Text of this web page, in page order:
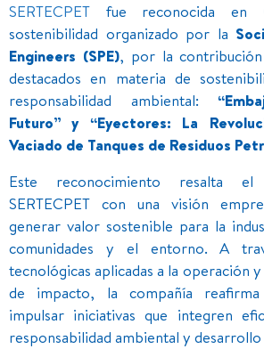
SERTECPET fue reconocida en
sostenibilidad organizado por la
Engineers (SPE), por la
destacados en materia de
responsabilidad ambiental:
Futuro” y “Eyectores: La
Vaciado de Tanques de Residuos
Este reconocimiento resalta
SERTECPET con una visión
generar valor sostenible para la
comunidades y el entorno. A
tecnológicas aplicadas a la operación
de impacto, la compañía
impulsar iniciativas que integren
responsabilidad ambiental y desarrollo